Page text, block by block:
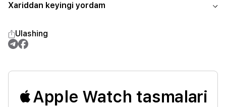
Xariddan keyingi yordam
Ulashing
Apple Watch tasmalari